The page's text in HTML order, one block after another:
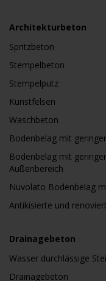
Architekturbeton
Spritzbeton
Stempelbeton
Stempelputz
Kunstfelsen
Waschbeton
Bodenbelag mit
Bodenbelag mit
Außenbereich
Nuvolato Bodenbelag
Antikisierte und
Drainagebeton
Wasser durchlässige
Drainagebeton